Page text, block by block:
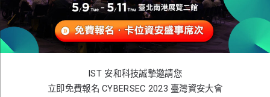
IST 安和科技誠摯邀請您
立即免費報名 CYBERSEC 2023 臺灣資安大會